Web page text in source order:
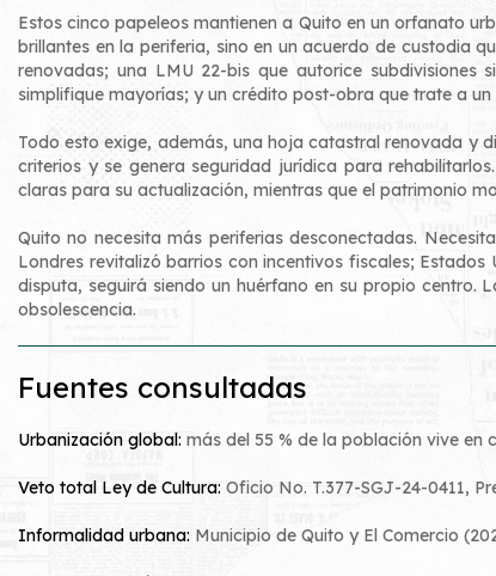
Estos cinco papeleos mantienen a Quito en un orfanato
brillantes en la periferia, sino en un acuerdo de custodia
renovadas; una LMU 22-bis que autorice
simplifique mayorías; y un crédito post-obra que trate a
Todo esto exige, además, una hoja catastral renovada y
criterios y se genera seguridad jurídica para
claras para su actualización, mientras que el patrimonio
Quito no necesita más periferias desconectadas.
Londres revitalizó barrios con incentivos fiscales;
disputa, seguirá siendo un huérfano en su propio
obsolescencia.
Fuentes consultadas
Urbanización global: más del 55 % de la población vive en
Veto total Ley de Cultura: Oficio No. T.377-SGJ-24-0411,
Informalidad urbana: Municipio de Quito y El Comercio